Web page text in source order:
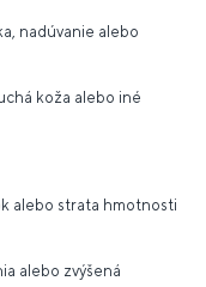
nadúvanie alebo
koža alebo iné
alebo strata hmotnosti
alebo zvýšená